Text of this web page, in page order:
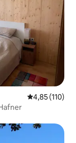
Évaluation
4,85 (110)